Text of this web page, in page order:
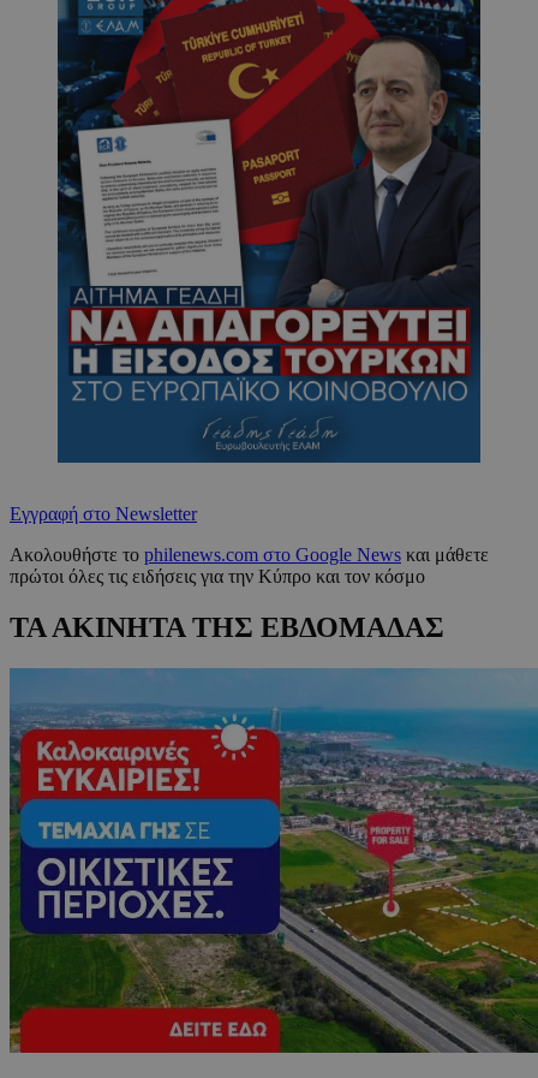
Εγγραφή στο Newsletter
Ακολουθήστε το philenews.com στο Google News και μάθετε
πρώτοι όλες τις ειδήσεις για την Κύπρο και τον κόσμο
ΤΑ ΑΚΙΝΗΤΑ ΤΗΣ ΕΒΔΟΜΑΔΑΣ